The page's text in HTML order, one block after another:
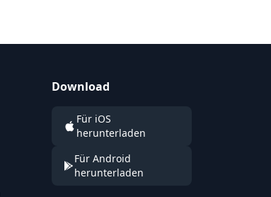
Download
Für iOS
herunterladen
Für Android
herunterladen